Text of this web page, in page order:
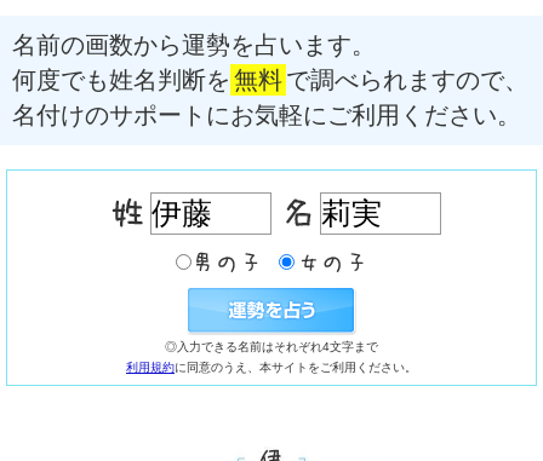
名前の画数から運勢を占います。
何度でも姓名判断を 無料で調べられますので、
名付けのサポートにお気軽にご利用ください。
◎入力できる名前はそれぞれ4文字まで
利用規約に同意のうえ、本サイトをご利用ください。